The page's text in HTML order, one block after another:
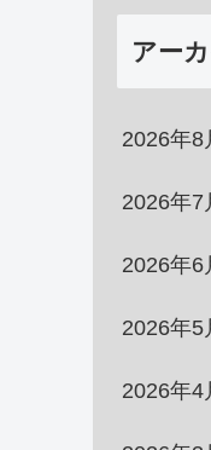
アー
2026年8
2026年7
2026年6
2026年5
2026年4